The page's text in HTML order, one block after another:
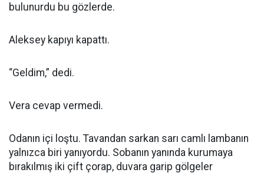
bulunurdu bu gözlerde.
Aleksey kapıyı kapattı.
“Geldim,” dedi.
Vera cevap vermedi.
Odanın içi loştu. Tavandan sarkan sarı camlı lambanın
yalnızca biri yanıyordu. Sobanın yanında kurumaya
bırakılmış iki çift çorap, duvara garip gölgeler